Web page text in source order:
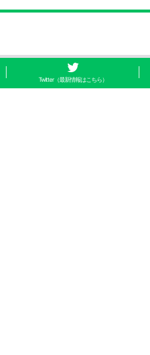
Twitter（最新情報はこちら）